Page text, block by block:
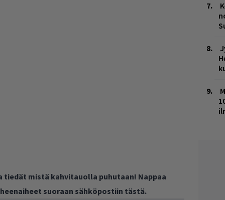
tiedät mistä kahvitauolla puhutaan! Nappaa
suoraan sähköpostiin tästä.